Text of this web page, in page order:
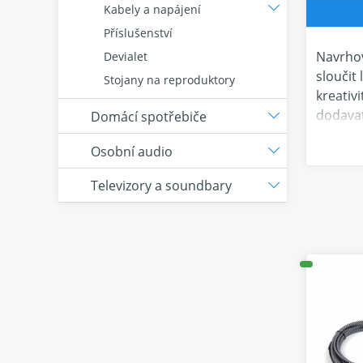
sloučit
která
Naše
Kabely a napájení
Příslušenství
Devialet
Stojany na reproduktory
Domácí spotřebiče
Osobní audio
Televizory a soundbary